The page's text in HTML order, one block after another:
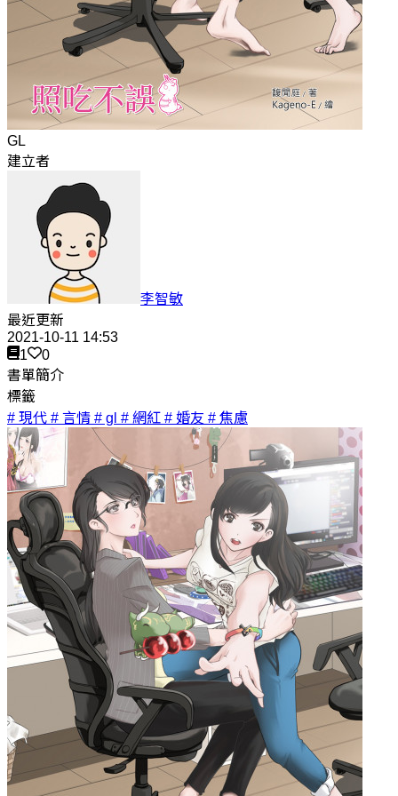
GL
建立者
李智敏
最近更新
2021-10-11 14:53
1
0
書單簡介
標籤
# 現代 # 言情 # gl # 網紅 # 婚友 # 焦慮